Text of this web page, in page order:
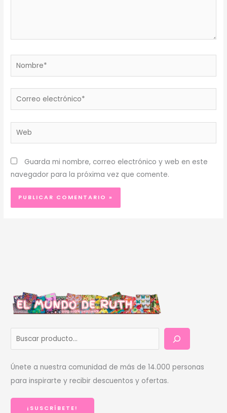
Nombre*
Correo
Web
Guarda mi nombre, correo electrónico y web en este
navegador para la próxima vez que comente.
u
s
r
Únete a nuestra comunidad de más de 14.000 personas
para inspirarte y recibir descuentos y ofertas.
¡SUSCRÍBETE!